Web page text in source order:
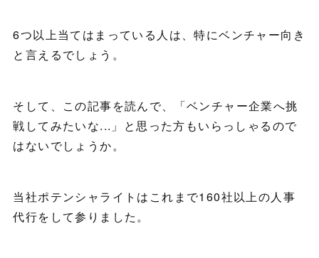
6つ以上当てはまっている人は、特にベンチャー向き
と言えるでしょう。
そして、この記事を読んで、「ベンチャー企業へ挑
戦してみたいな...」と思った方もいらっしゃるので
はないでしょうか。
当社ポテンシャライトはこれまで160社以上の人事
代行をして参りました。